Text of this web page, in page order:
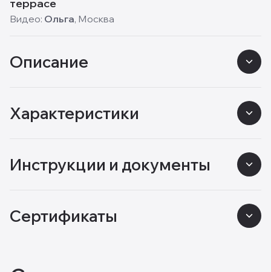
террасе
Видео: Ольга, Москва
Описание
Характеристики
Инструкции и документы
Сертификаты